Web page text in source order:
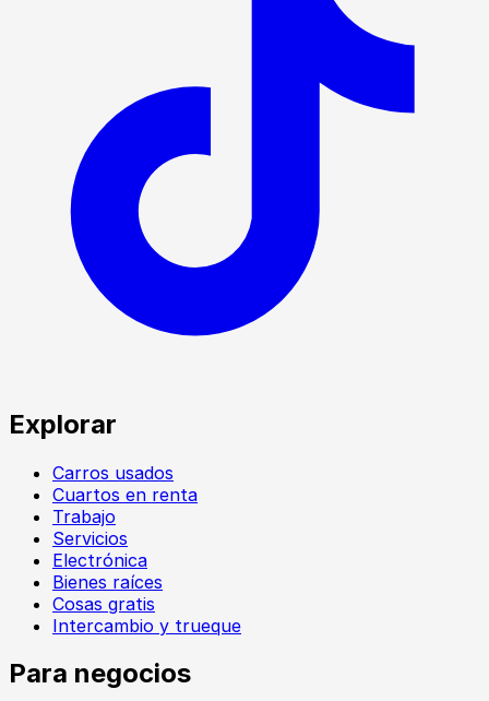
Explorar
Carros usados
Cuartos en renta
Trabajo
Servicios
Electrónica
Bienes raíces
Cosas gratis
Intercambio y trueque
Para negocios